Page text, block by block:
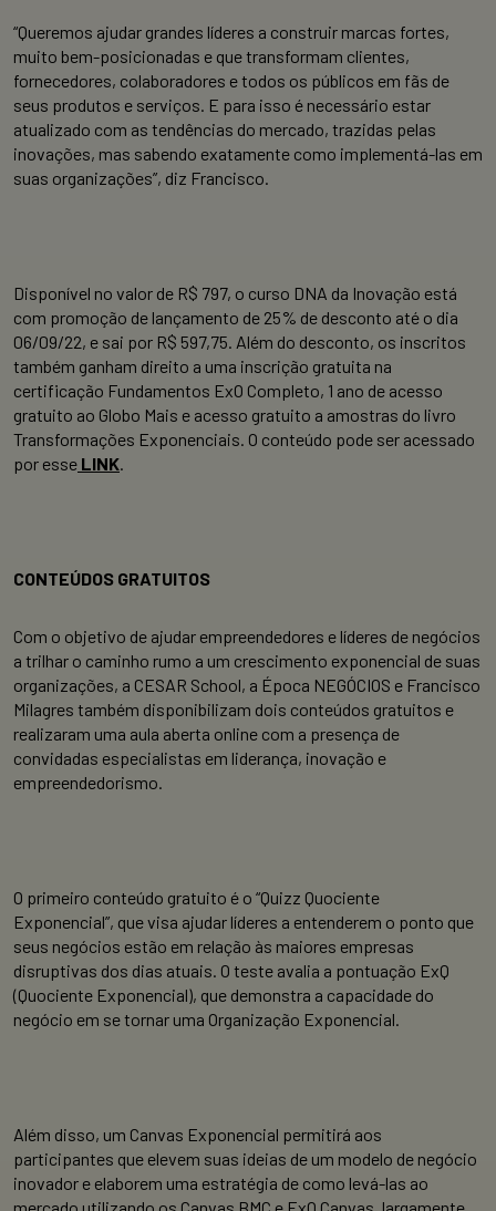
“Queremos ajudar grandes líderes a construir marcas fortes,
muito bem-posicionadas e que transformam clientes,
fornecedores, colaboradores e todos os públicos em fãs de
seus produtos e serviços. E para isso é necessário estar
atualizado com as tendências do mercado, trazidas pelas
inovações, mas sabendo exatamente como implementá-las em
suas organizações”, diz Francisco.
Disponível no valor de R$ 797, o curso DNA da Inovação está
com promoção de lançamento de 25% de desconto até o dia
06/09/22, e sai por R$ 597,75. Além do desconto, os inscritos
também ganham direito a uma inscrição gratuita na
certificação Fundamentos ExO Completo, 1 ano de acesso
gratuito ao Globo Mais e acesso gratuito a amostras do livro
Transformações Exponenciais. O conteúdo pode ser acessado
por esse LINK
CONTEÚDOS GRATUITOS
Com o objetivo de ajudar empreendedores e líderes de negócios
a trilhar o caminho rumo a um crescimento exponencial de suas
organizações, a CESAR School, a Época NEGÓCIOS e Francisco
Milagres também disponibilizam dois conteúdos gratuitos e
realizaram uma aula aberta online com a presença de
convidadas especialistas em liderança, inovação e
empreendedorismo.
O primeiro conteúdo gratuito é o “Quizz Quociente
Exponencial”, que visa ajudar líderes a entenderem o ponto que
seus negócios estão em relação às maiores empresas
disruptivas dos dias atuais. O teste avalia a pontuação ExQ
(Quociente Exponencial), que demonstra a capacidade do
negócio em se tornar uma Organização Exponencial.
Além disso, um Canvas Exponencial permitirá aos
participantes que elevem suas ideias de um modelo de negócio
inovador e elaborem uma estratégia de como levá-las ao
mercado utilizando os Canvas BMC e ExO Canvas, largamente